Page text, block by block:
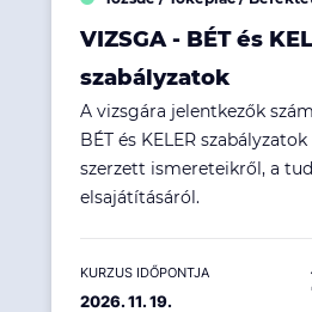
VIZSGA - BÉT és
szabályzatok
A vizsgára jelentkezők
BÉT és KELER
szerzett ismereteikről, a
elsajátításáról.
KURZUS IDŐPONTJA
2026. 11. 19.